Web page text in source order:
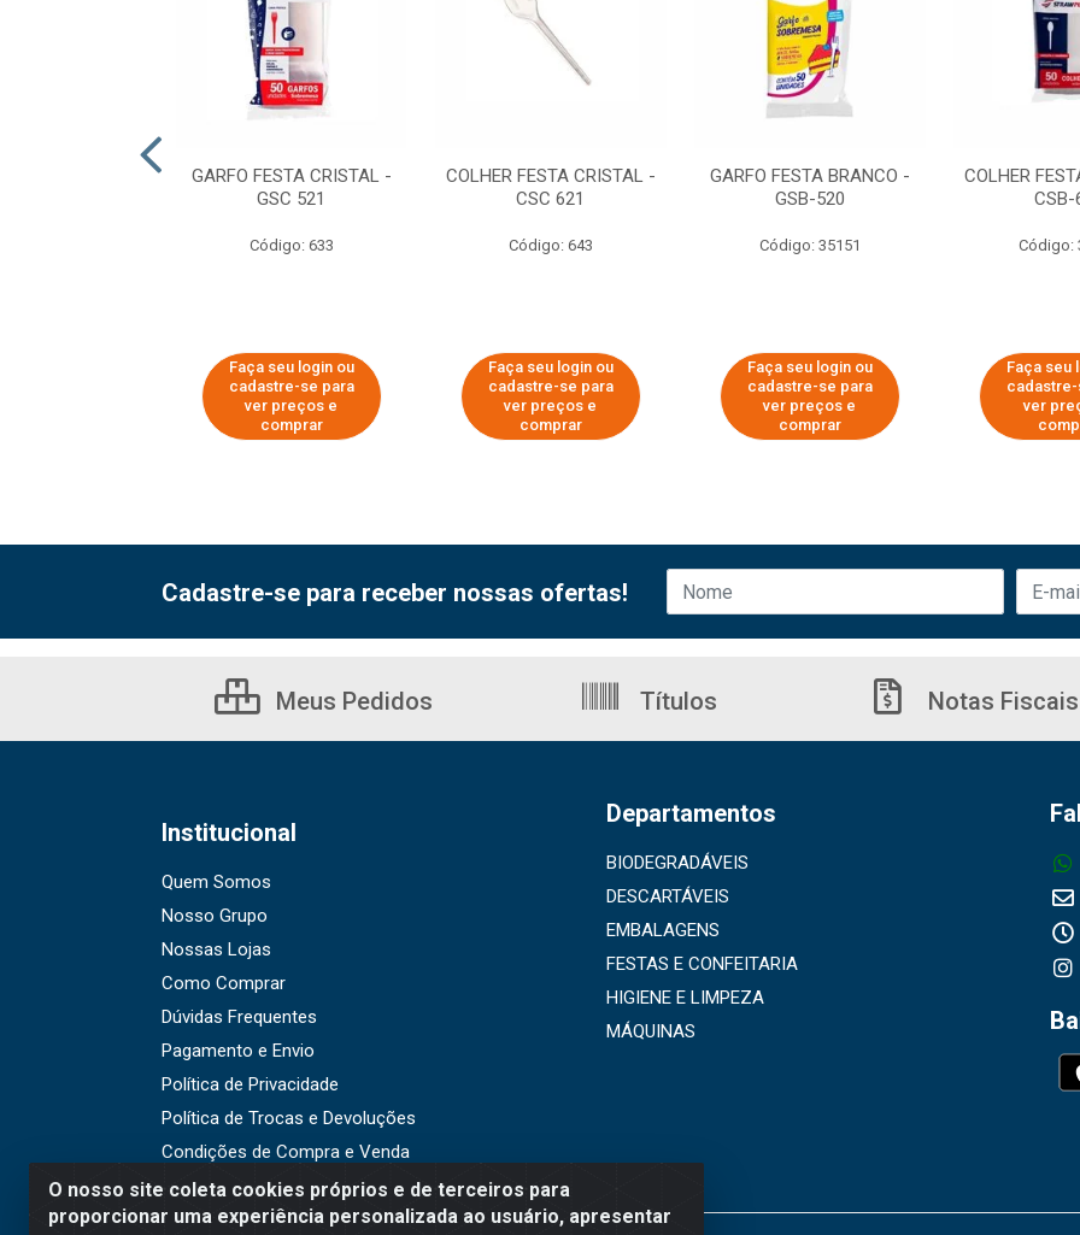
GARFO FESTA CRISTAL -
GSC 521
Código: 633
Faça seu login ou
cadastre-se para
ver preços e
comprar
COLHER FESTA CRISTAL -
CSC 621
Código: 643
Faça seu login ou
cadastre-se para
ver preços e
comprar
GARFO FESTA BRANCO -
GSB-520
Código: 35151
Faça seu login ou
cadastre-se para
ver preços e
comprar
COLHER
CSB-
Código:
Faça seu
ver
O nosso site coleta cookies próprios e de terceiros para
proporcionar uma experiência personalizada ao usuário, apresentar
Cadastre-se para receber nossas ofertas!
Meus Pedidos Títulos Notas Fiscais
Institucional
Quem Somos
Nosso Grupo
Nossas Lojas
Como Comprar
Dúvidas Frequentes
Pagamento e Envio
Política de Privacidade
Política de Trocas e Devoluções
Condições de Compra e Venda
Departamentos
BIODEGRADÁVEIS
DESCARTÁVEIS
EMBALAGENS
FESTAS E CONFEITARIA
HIGIENE E LIMPEZA
MÁQUINAS